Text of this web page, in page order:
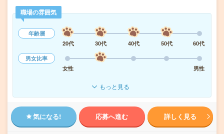
職場の雰囲気
年齢層
20代
30代 40代 50代
60代
男女比率
女性
男性
もっと見る
気になる! 応募へ進む 詳しく見る